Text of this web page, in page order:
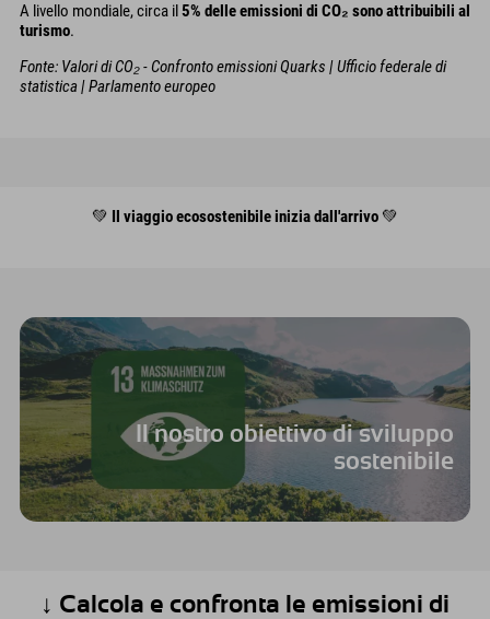
A livello mondiale, circa il5% delle emissioni di CO₂ sono attribuibili al
turismo.
Fonte: Valori di CO₂ - Confronto emissioni Quarks | Ufficio federale di
statistica | Parlamento europeo
💚 Il viaggio ecosostenibile inizia dall'arrivo 💚
Il nostro obiettivo di sviluppo
sostenibile
↓ Calcola e confronta le emissioni di